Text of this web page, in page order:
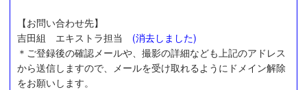
【お問い合わせ先】
吉田組 エキストラ担当 (消去しました)
＊ご登録後の確認メールや、撮影の詳細なども上記のアドレス
から送信しますので、メールを受け取れるようにドメイン解除
をお願いします。